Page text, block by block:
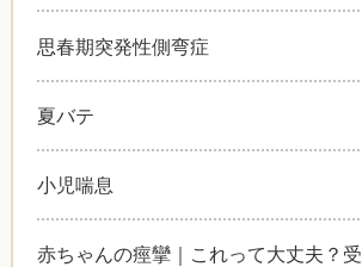
思春期突発性側弯症
夏バテ
小児喘息
赤ちゃんの痙攣｜これって大丈夫？